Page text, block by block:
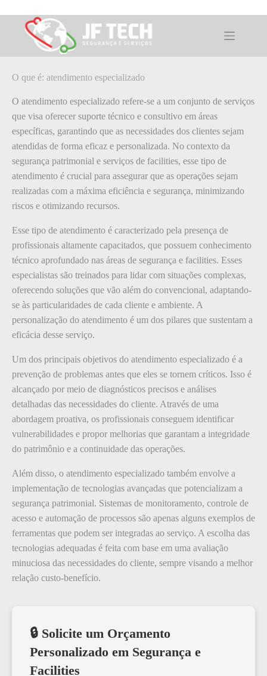
para
conteúdoO que é: atendimento especializado
O que é: atendimento especializado
O atendimento especializado refere-se a um conjunto de serviços
que visa oferecer suporte técnico e consultivo em áreas
específicas, garantindo que as necessidades dos clientes sejam
atendidas de forma eficaz e personalizada. No contexto da
segurança patrimonial e serviços de facilities, esse tipo de
atendimento é crucial para assegurar que as operações sejam
realizadas com a máxima eficiência e segurança, minimizando
riscos e otimizando recursos.
Esse tipo de atendimento é caracterizado pela presença de
profissionais altamente capacitados, que possuem conhecimento
técnico aprofundado nas áreas de segurança e facilities. Esses
especialistas são treinados para lidar com situações complexas,
oferecendo soluções que vão além do convencional, adaptando-
se às particularidades de cada cliente e ambiente. A
personalização do atendimento é um dos pilares que sustentam a
eficácia desse serviço.
Um dos principais objetivos do atendimento especializado é a
prevenção de problemas antes que eles se tornem críticos. Isso é
alcançado por meio de diagnósticos precisos e análises
detalhadas das necessidades do cliente. Através de uma
abordagem proativa, os profissionais conseguem identificar
vulnerabilidades e propor melhorias que garantam a integridade
do patrimônio e a continuidade das operações.
Além disso, o atendimento especializado também envolve a
implementação de tecnologias avançadas que potencializam a
segurança patrimonial. Sistemas de monitoramento, controle de
acesso e automação de processos são apenas alguns exemplos de
ferramentas que podem ser integradas ao serviço. A escolha das
tecnologias adequadas é feita com base em uma avaliação
minuciosa das necessidades do cliente, sempre visando a melhor
relação custo-benefício.
🔒 Solicite um Orçamento
Personalizado em Segurança e
Facilities